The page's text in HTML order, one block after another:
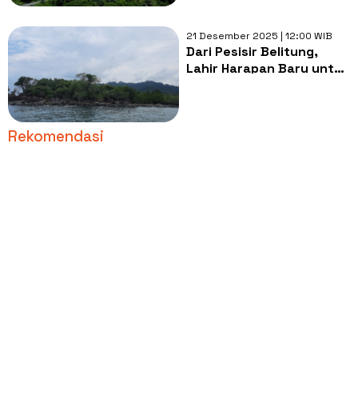
21 Desember 2025 | 12:00 WIB
Dari Pesisir Belitung,
Lahir Harapan Baru untuk
Rekomendasi